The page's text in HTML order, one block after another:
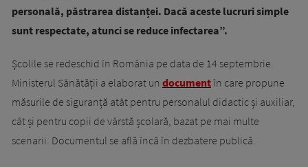
personală, păstrarea distanței. Dacă aceste lucruri simple
sunt respectate, atunci se reduce infectarea”.
Școlile se redeschid în România pe data de 14 septembrie.
Ministerul Sănătății a elaborat un documentîn care propune
măsurile de siguranță atât pentru personalul didactic și auxiliar,
cât și pentru copii de vârstă școlară, bazat pe mai multe
scenarii. Documentul se află încă în dezbatere publică.